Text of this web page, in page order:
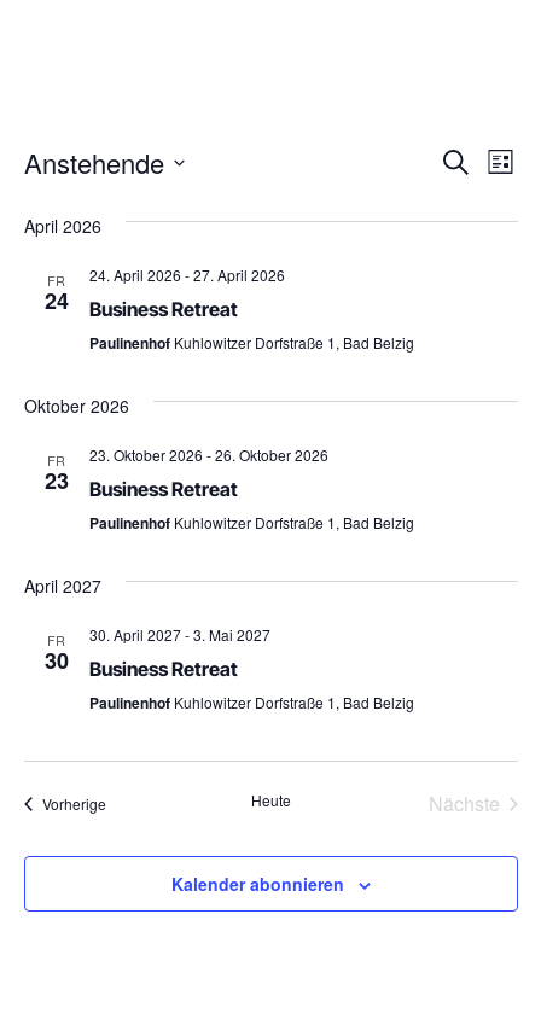
Suche
SucheListe
Anstehende
April 2026
FR
24
24. April 2026 -27. April 2026
Business Retreat
Paulinenhof Kuhlowitzer Dorfstraße 1, Bad Belzig
Oktober 2026
FR
23
23. Oktober 2026 -26. Oktober 2026
Business Retreat
Paulinenhof Kuhlowitzer Dorfstraße 1, Bad Belzig
April 2027
FR
30
30. April 2027-3. Mai 2027
Business Retreat
Paulinenhof Kuhlowitzer Dorfstraße 1, Bad Belzig
VorherigeVeranstaltungen Heute Nächste
Kalender abonnieren